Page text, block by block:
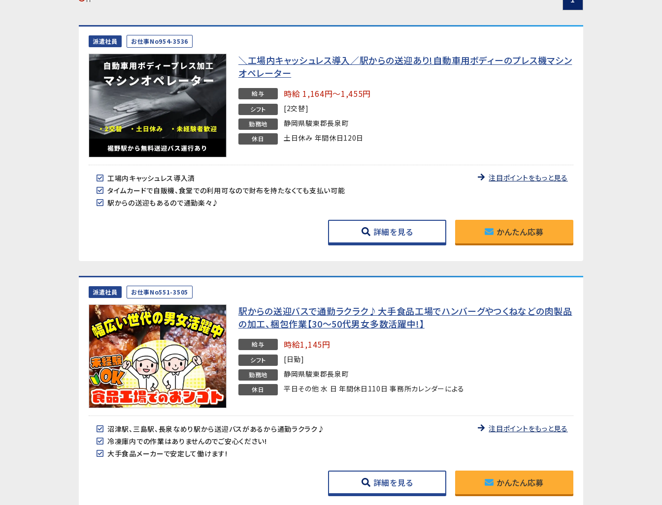
派遣社員 お仕事No954-3536
＼工場内キャッシュレス導入／駅からの送迎あり!自動車用ボディーのプレス機マシン
オペレーター
給与 時給 1,164円～1,455円
シフト [2交替]
勤務地 静岡県駿東郡長泉町
休日 土日休み 年間休日120日
工場内キャッシュレス導入済
タイムカードで自販機、食堂での利用可なので財布を持たなくても支払い可能
駅からの送迎もあるので通勤楽々♪
注目ポイントをもっと見る
詳細を見る かんたん応募
派遣社員 お仕事No551-3505
駅からの送迎バスで通勤ラクラク♪大手食品工場でハンバーグやつくねなどの肉製品
の加工、梱包作業【30～50代男女多数活躍中!】
給与 時給1,145円
シフト [日勤]
勤務地 静岡県駿東郡長泉町
休日 平日その他 水 日 年間休日110日 事務所カレンダーによる
沼津駅、三島駅、長泉なめり駅から送迎バスがあるから通勤ラクラク♪
冷凍庫内での作業はありませんのでご安心ください!
大手食品メーカーで安定して働けます!
注目ポイントをもっと見る
詳細を見る かんたん応募